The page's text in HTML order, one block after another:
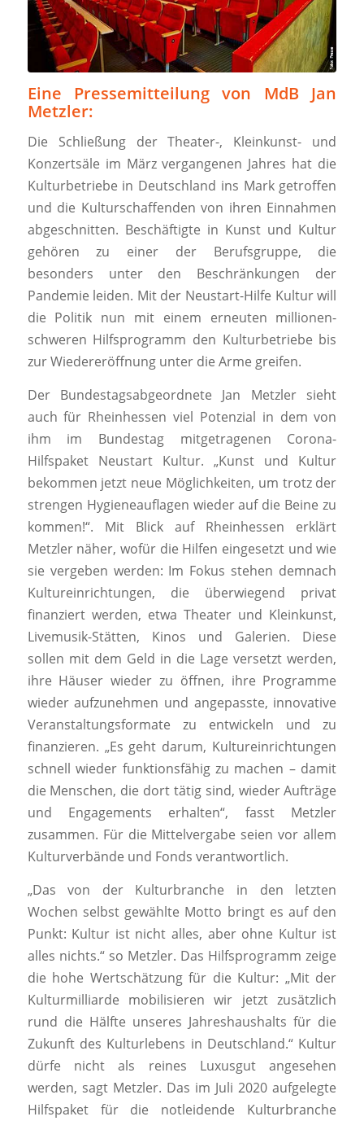
Eine Pressemitteilung von MdB Jan
Metzler:
Die Schließung der Theater-, Kleinkunst- und
Konzertsäle im März vergangenen Jahres hat die
Kulturbetriebe in Deutschland ins Mark getroffen
und die Kulturschaffenden von ihren Einnahmen
abgeschnitten. Beschäftigte in Kunst und Kultur
gehören zu einer der Berufsgruppe, die
besonders unter den Beschränkungen der
Pandemie leiden. Mit der Neustart-Hilfe Kultur will
die Politik nun mit einem erneuten millionen-
schweren Hilfsprogramm den Kulturbetriebe bis
zur Wiedereröffnung unter die Arme greifen.
Der Bundestagsabgeordnete Jan Metzler sieht
auch für Rheinhessen viel Potenzial in dem von
ihm im Bundestag mitgetragenen Corona-
Hilfspaket Neustart Kultur. „Kunst und Kultur
bekommen jetzt neue Möglichkeiten, um trotz der
strengen Hygieneauflagen wieder auf die Beine zu
kommen!“. Mit Blick auf Rheinhessen erklärt
Metzler näher, wofür die Hilfen eingesetzt und wie
sie vergeben werden: Im Fokus stehen demnach
Kultureinrichtungen, die überwiegend privat
finanziert werden, etwa Theater und Kleinkunst,
Livemusik-Stätten, Kinos und Galerien. Diese
sollen mit dem Geld in die Lage versetzt werden,
ihre Häuser wieder zu öffnen, ihre Programme
wieder aufzunehmen und angepasste, innovative
Veranstaltungsformate zu entwickeln und zu
finanzieren. „Es geht darum, Kultureinrichtungen
schnell wieder funktionsfähig zu machen – damit
die Menschen, die dort tätig sind, wieder Aufträge
und Engagements erhalten“, fasst Metzler
zusammen. Für die Mittelvergabe seien vor allem
Kulturverbände und Fonds verantwortlich.
„Das von der Kulturbranche in den letzten
Wochen selbst gewählte Motto bringt es auf den
Punkt: Kultur ist nicht alles, aber ohne Kultur ist
alles nichts.“ so Metzler. Das Hilfsprogramm zeige
die hohe Wertschätzung für die Kultur: „Mit der
Kulturmilliarde mobilisieren wir jetzt zusätzlich
rund die Hälfte unseres Jahreshaushalts für die
Zukunft des Kulturlebens in Deutschland.“ Kultur
dürfe nicht als reines Luxusgut angesehen
werden, sagt Metzler. Das im Juli 2020 aufgelegte
Hilfspaket für die notleidende Kulturbranche